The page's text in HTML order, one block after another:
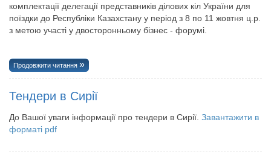
комплектації делегації представників ділових кіл України для
поїздки до Республіки Казахстану у період з 8 по 11 жовтня ц.р.
з метою участі у двосторонньому бізнес - форумі.
Продовжити читання
Тендери в Сирії
До Вашої уваги інформації про тендери в Сирії. Завантажити в
форматі pdf